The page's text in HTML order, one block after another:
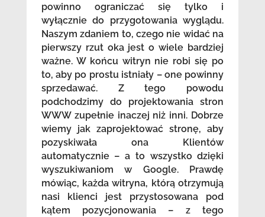
powinno ograniczać się tylko i
wyłącznie do przygotowania wyglądu.
Naszym zdaniem to, czego nie widać na
pierwszy rzut oka jest o wiele bardziej
ważne. W końcu witryn nie robi się po
to, aby po prostu istniały – one powinny
sprzedawać. Z tego powodu
podchodzimy do projektowania stron
WWW zupełnie inaczej niż inni. Dobrze
wiemy jak zaprojektować stronę, aby
pozyskiwała ona Klientów
automatycznie – a to wszystko dzięki
wyszukiwaniom w Google. Prawdę
mówiąc, każda witryna, którą otrzymują
nasi klienci jest przystosowana pod
kątem pozycjonowania – z tego